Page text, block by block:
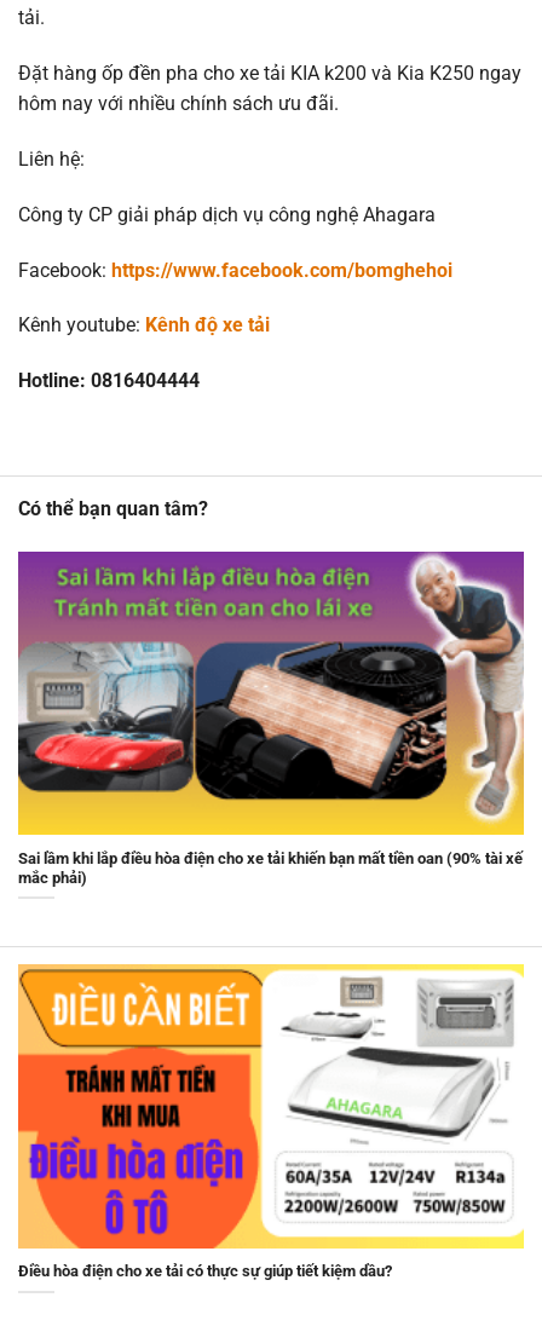
tải.
Đặt hàng ốp đền pha cho xe tải KIA k200 và Kia K250 ngay
hôm nay với nhiều chính sách ưu đãi.
Liên hệ:
Công ty CP giải pháp dịch vụ công nghệ Ahagara
Facebook: https://www.facebook.com/bomghehoi
Kênh youtube: Kênh độ xe tải
Hotline: 0816404444
Có thể bạn quan tâm?
Sai lầm khi lắp điều hòa điện cho xe tải khiến bạn mất tiền oan (90% tài xế
mắc phải)
Điều hòa điện cho xe tải có thực sự giúp tiết kiệm dầu?